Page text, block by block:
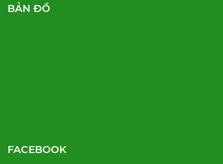
BẢN ĐỒ
FACEBOOK